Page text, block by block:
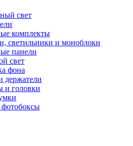
свет
комплекты
светильники и моноблоки
панели
свет
фона
держатели
и головки